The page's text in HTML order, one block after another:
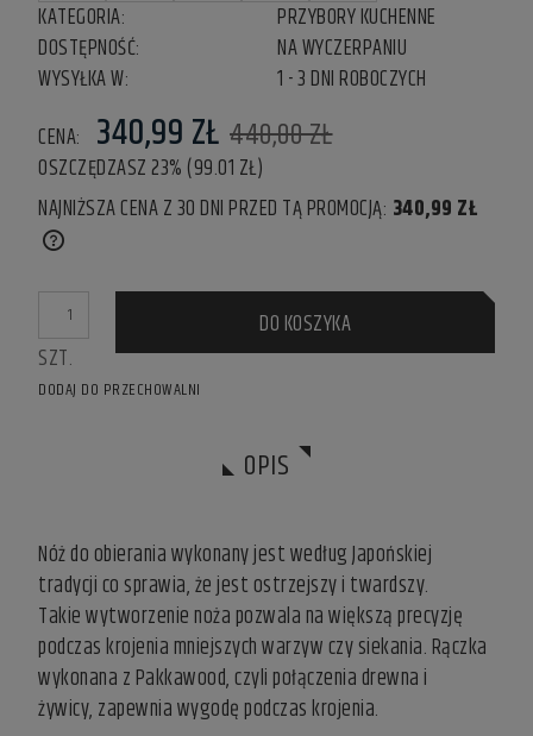
KATEGORIA:
PRZYBORY KUCHENNE
DOSTĘPNOŚĆ:
NA WYCZERPANIU
WYSYŁKA W:
1 - 3 DNI ROBOCZYCH
CENA: 340,99 ZŁ 440,00 ZŁ
OSZCZĘDZASZ 23% (99.01 ZŁ)
NAJNIŻSZA CENA Z 30 DNI PRZED TĄ PROMOCJĄ: 340,99 ZŁ
DISPLAYED.
SZT.
DO KOSZYKA
DODAJ DO PRZECHOWALNI
OPIS
Nóż do obierania wykonany jest według Japońskiej
tradycji co sprawia, że jest ostrzejszy i twardszy.
Takie wytworzenie noża pozwala na większą precyzję
podczas krojenia mniejszych warzyw czy siekania. Rączka
wykonana z Pakkawood, czyli połączenia drewna i
żywicy, zapewnia wygodę podczas krojenia.